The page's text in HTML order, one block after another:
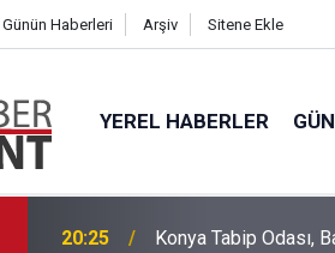
Günün Haberleri Arşiv Sitene Ekle
YEREL HABERLER
18:14 Konya’da Fuhuş